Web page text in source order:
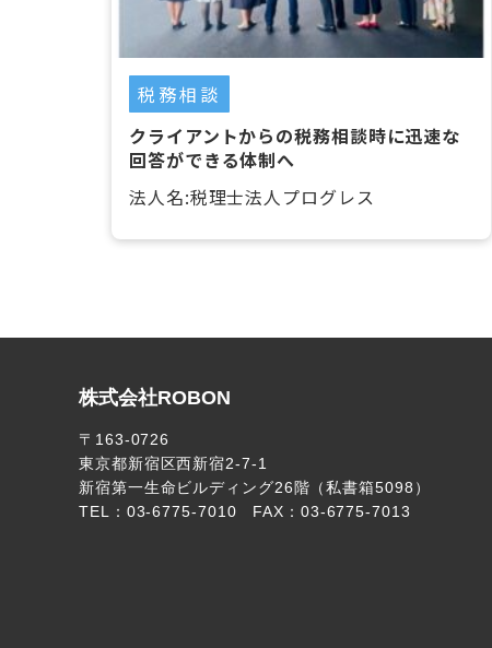
税務相談
クライアントからの税務相談時に迅速な
回答ができる体制へ
法人名:税理士法人プログレス
株式会社ROBON
〒163-0726
東京都新宿区西新宿2-7-1
新宿第一生命ビルディング26階（私書箱5098）
TEL：03-6775-7010 FAX：03-6775-7013